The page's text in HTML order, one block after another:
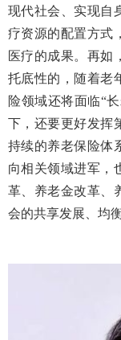
现代社会、实现自
疗资源的配置方式
医疗的成果。再如
托底性的，随着老
险领域还将面临“
下，还要更好发挥
持续的养老保险体
向相关领域进军，
革、养老金改革、
会的共享发展、均